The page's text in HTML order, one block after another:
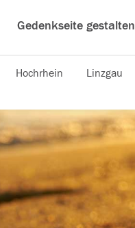
Gedenkseite gestalten
Hochrhein Linzgau